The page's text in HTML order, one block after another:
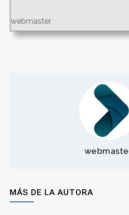
webmaster
MÁS DE LA AUTORA